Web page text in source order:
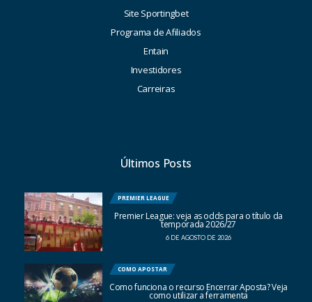
Site Sportingbet
Programa de Afiliados
Entain
Investidores
Carreiras
Últimos Posts
PREMIER LEAGUE
Premier League: veja as odds para o título da
temporada 2026/27
6 DE AGOSTO DE 2026
COMO APOSTAR
Como funciona o recurso Encerrar Aposta? Veja
como utilizar a ferramenta